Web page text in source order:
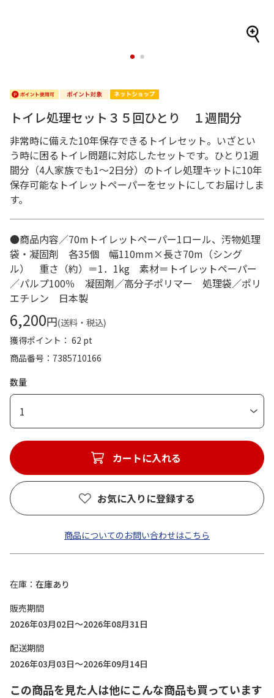
1 2
トイレ処理セット３５回ひとり １週間分
非常時に備えた10年保存できるトイレセット。いざとい
う時に困るトイレ問題に対応したセットです。ひとり1週
間分（4人家族でも1～2日分）のトイレ処理キットに10年
保存可能なトイレットペーパーをセットにしてお届けしま
す。
●商品内容／70mトイレットペーパー1ロール、汚物処理
袋・凝固剤 各35個 幅110mm×長さ70m（シング
ル） 重さ（約）＝1．1kg 素材＝トイレットペーパー
／パルプ100％ 凝固剤／高分子ポリマー 処理袋／ポリ
エチレン 日本製
6,200円(送料・税込)
獲得ポイント： 62 pt
商品番号
7385710166
数量
1
カートに入れる
お気に入りに登録する
商品についてのお問い合わせはこちら
在庫
在庫あり
販売期間
2026年03月02日～2026年08月31日
配送期間
2026年03月03日～2026年09月14日
この商品を見た人は他にこんな商品も買っています